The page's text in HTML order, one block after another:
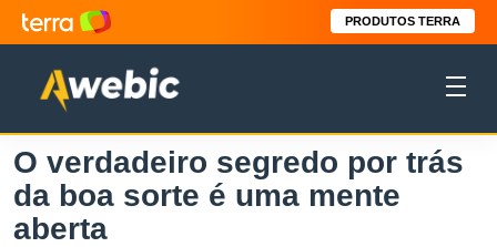
PRODUTOS TERRA
O verdadeiro segredo por trás
da boa sorte é uma mente
aberta